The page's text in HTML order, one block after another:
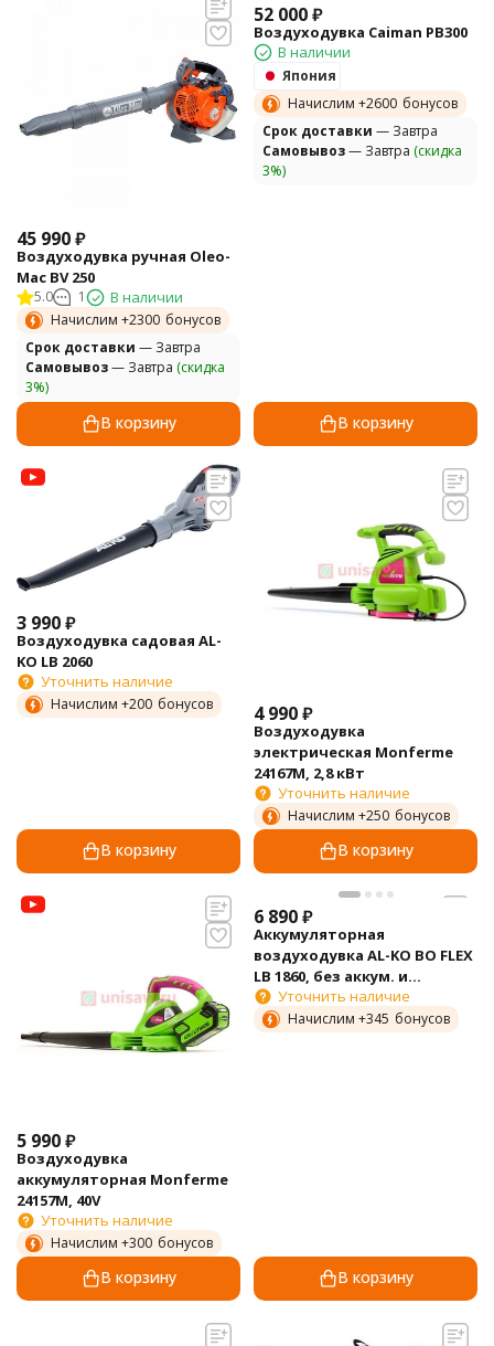
45 990₽
Воздуходувка ручная Oleo-
Mac BV 250
5.0 1 В наличии
Начислим +2300 бонусов
Cрок доставки — Завтра
Самовывоз— Завтра (скидка
3%)
В корзину
52 000₽
Воздуходувка Caiman PB300
В наличии
Япония
Начислим +2600 бонусов
Cрок доставки — Завтра
Самовывоз— Завтра (скидка
3%)
В корзину
3 990₽
Воздуходувка садовая AL-
KO LB 2060
Уточнить наличие
Начислим +200 бонусов
В корзину
4 990₽
Воздуходувка
электрическая Monferme
24167M, 2,8 кВт
Уточнить наличие
Начислим +250 бонусов
В корзину
5 990₽
Воздуходувка
аккумуляторная Monferme
24157M, 40V
Уточнить наличие
Начислим +300 бонусов
В корзину
6 890₽
Аккумуляторная
воздуходувка AL-KO BO FLEX
LB 1860, без аккум. и
зар.устр-ва
Уточнить наличие
Начислим +345 бонусов
В корзину